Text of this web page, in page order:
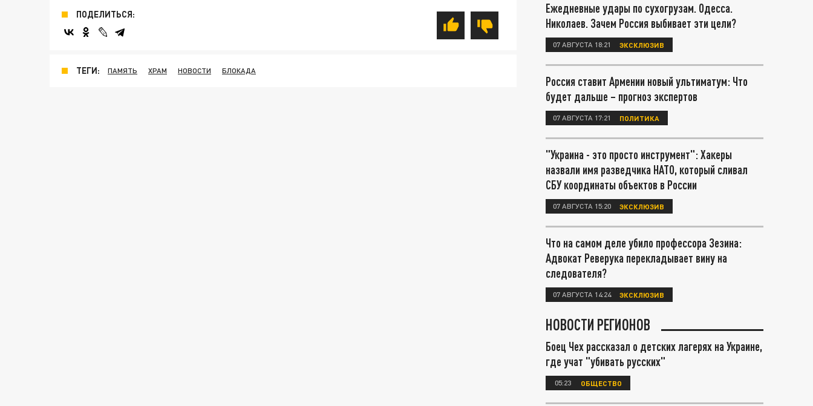
ПОДЕЛИТЬСЯ:
ТЕГИ: ПАМЯТЬ ХРАМ НОВОСТИ БЛОКАДА
Ежедневные удары по сухогрузам. Одесса.
Николаев. Зачем Россия выбивает эти цели?
07 АВГУСТА 18:21 ЭКСКЛЮЗИВ
Россия ставит Армении новый ультиматум: Что
будет дальше – прогноз экспертов
07 АВГУСТА 17:21 ПОЛИТИКА
"Украина - это просто инструмент": Хакеры
назвали имя разведчика НАТО, который сливал
СБУ координаты объектов в России
07 АВГУСТА 15:20 ЭКСКЛЮЗИВ
Что на самом деле убило профессора Зезина:
Адвокат Реверука перекладывает вину на
следователя?
07 АВГУСТА 14:24 ЭКСКЛЮЗИВ
НОВОСТИ РЕГИОНОВ
Боец Чех рассказал о детских лагерях на Украине,
где учат "убивать русских"
05:23 ОБЩЕСТВО